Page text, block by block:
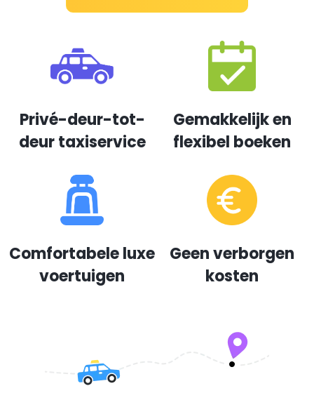
Privé-deur-tot-
deur taxiservice
Gemakkelijk en
flexibel boeken
Comfortabele luxe
voertuigen
Geen verborgen
kosten